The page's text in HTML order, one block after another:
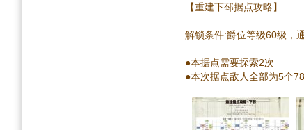
【重建下邳据点攻略】
解锁条件:爵位等级60级，
●本据点需要探索2次
●本次据点敌人全部为5个